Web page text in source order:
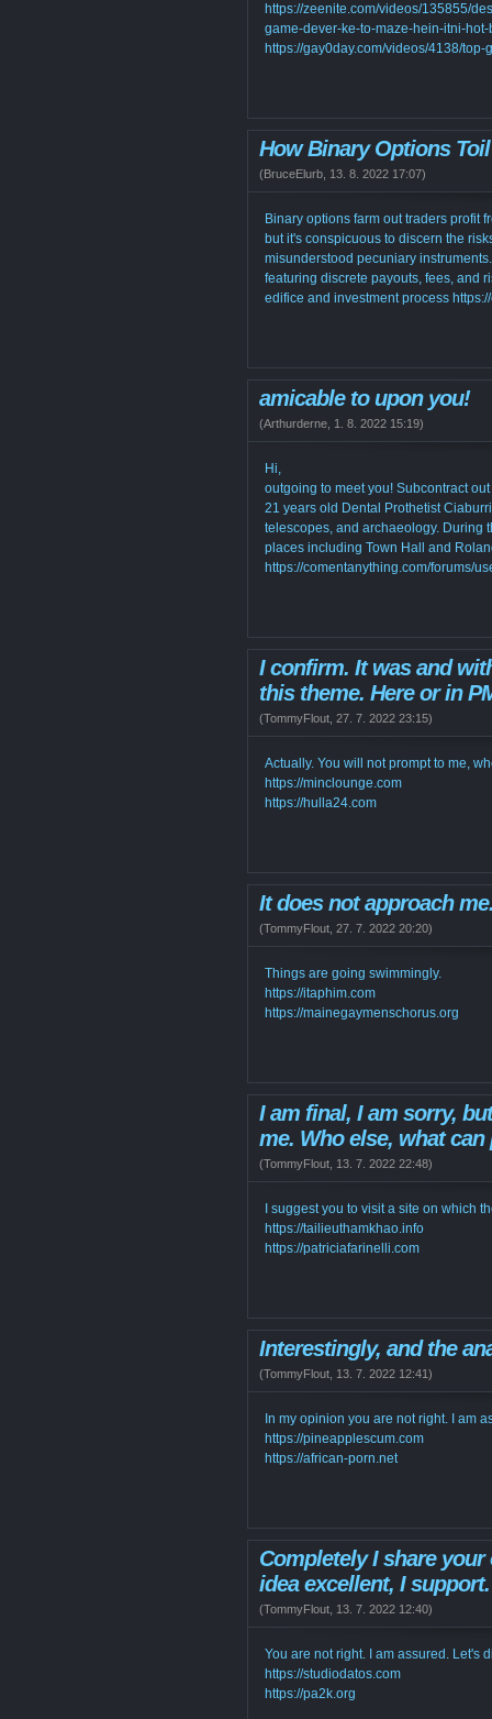
https://zeenite.com/videos/135855/
game-dever-ke-to-maze-hein-itni-
https://gay0day.com/videos/4138/
How Binary Options Toil
(BruceElurb 13. 8. 2022 17:07)
Binary options farm out traders profit
but it's conspicuous to discern the
misunderstood pecuniary
featuring discrete payouts, fees, and
edifice and investment process
amicable to upon you!
(Arthurderne 1. 8. 2022 15:19)
Hi,
outgoing to meet you! Subcontract
21 years old Dental Prothetist
telescopes, and archaeology. During
places including Town Hall and
https://comentanything.com/forums/
I confirm. It was and
this theme. Here or in
(TommyFlout 27. 7. 2022 23:15)
Actually. You will not prompt to me,
https://minclounge.com
https://hulla24.com
It does not approach
(TommyFlout 27. 7. 2022 20:20)
Things are going swimmingly.
https://itaphim.com
https://mainegaymenschorus.org
I am final, I am sorry,
me. Who else, what
(TommyFlout 13. 7. 2022 22:48)
I suggest you to visit a site on which
https://tailieuthamkhao.info
https://patriciafarinelli.com
Interestingly, and the
(TommyFlout 13. 7. 2022 12:41)
In my opinion you are not right. I am
https://pineapplescum.com
https://african-porn.net
Completely I share
idea excellent, I support.
(TommyFlout 13. 7. 2022 12:40)
You are not right. I am assured. Let's
https://studiodatos.com
https://pa2k.org